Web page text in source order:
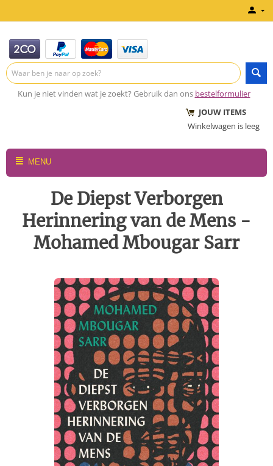
Kun je niet vinden wat je zoekt? Gebruik dan ons bestelformulier
JOUW ITEMS
Winkelwagen is leeg
MENU
De Diepst Verborgen
Herinnering van de Mens -
Mohamed Mbougar Sarr